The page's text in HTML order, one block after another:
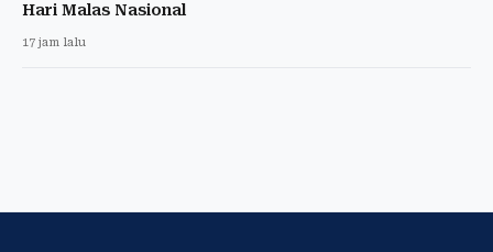
Hari Malas Nasional
17 jam lalu